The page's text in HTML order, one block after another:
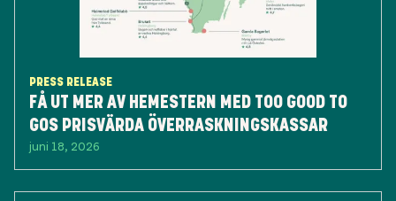
PRESS RELEASE
FÅ UT MER AV HEMESTERN MED TOO GOOD TO
GOS PRISVÄRDA ÖVERRASKNINGSKASSAR
juni 18, 2026